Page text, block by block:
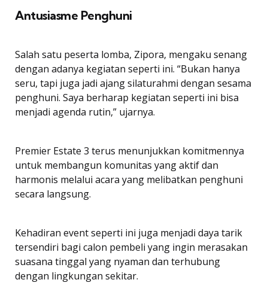
Antusiasme Penghuni
Salah satu peserta lomba, Zipora, mengaku senang
dengan adanya kegiatan seperti ini. “Bukan hanya
seru, tapi juga jadi ajang silaturahmi dengan sesama
penghuni. Saya berharap kegiatan seperti ini bisa
menjadi agenda rutin,” ujarnya.
Premier Estate 3 terus menunjukkan komitmennya
untuk membangun komunitas yang aktif dan
harmonis melalui acara yang melibatkan penghuni
secara langsung.
Kehadiran event seperti ini juga menjadi daya tarik
tersendiri bagi calon pembeli yang ingin merasakan
suasana tinggal yang nyaman dan terhubung
dengan lingkungan sekitar.